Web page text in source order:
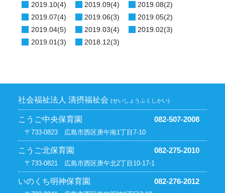
2019.10(4)
2019.09(4)
2019.08(2)
2019.07(4)
2019.06(3)
2019.05(2)
2019.04(5)
2019.03(4)
2019.02(3)
2019.01(3)
2018.12(3)
社会福祉法人 清摂福祉会 (せいしょうふくしかい)
こうご中央保育園 082-507-2008
〒733-0823 広島市西区庚午南1丁目7-10
こうご北保育園 082-275-2010
〒733-0821 広島市西区庚午北2丁目10-17-1
いのくち明神保育園 082-276-2012